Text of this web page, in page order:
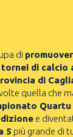
di
tornei di calcio
di
quella che
Quartu
e
5 più grande di